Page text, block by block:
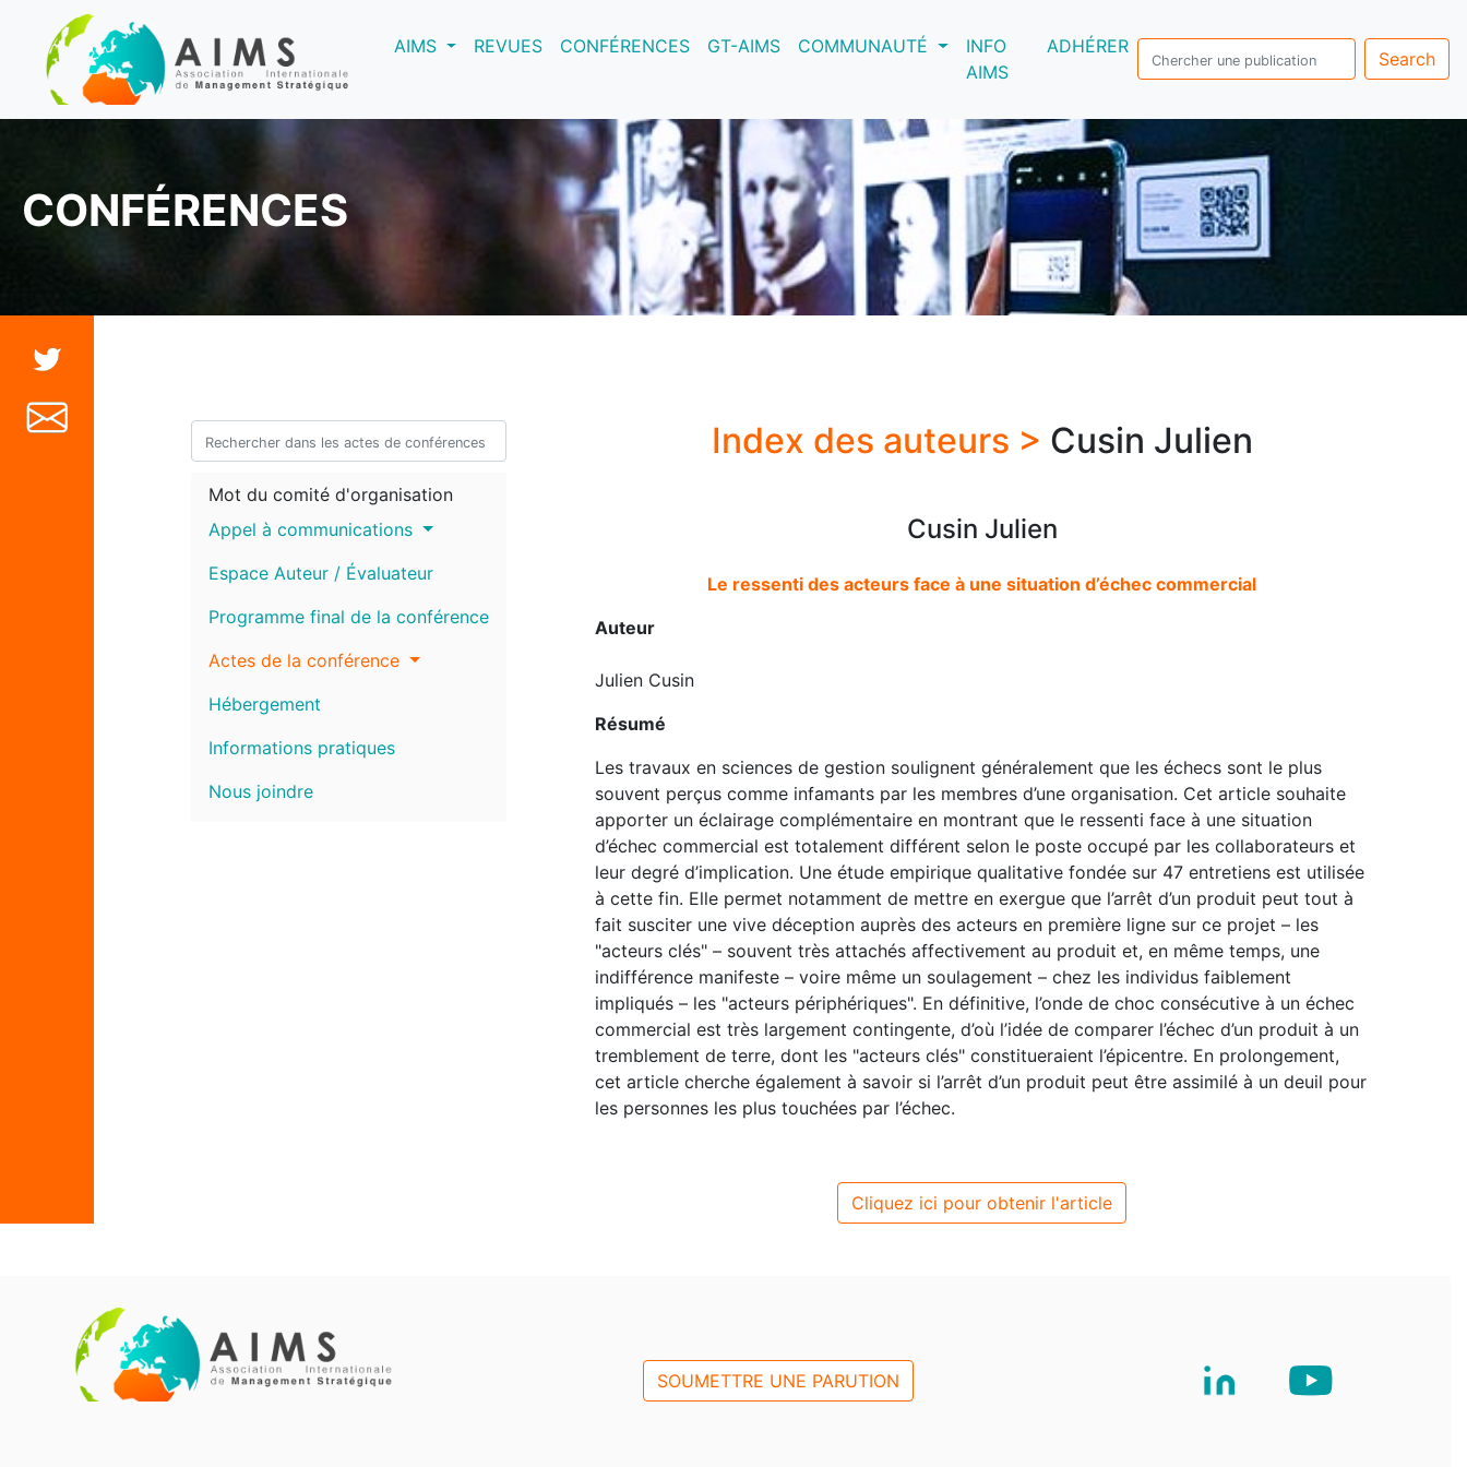
AIMS(current)REVUES CONFÉRENCES GT-AIMS COMMUNAUTÉ
INFO
AIMS
ADHÉRER
Search
CONFÉRENCES
Mot du comité d'organisation
Appel à communications
Espace Auteur / Évaluateur
Programme final de la conférence
Actes de la conférence
Hébergement
Informations pratiques
Nous joindre
Index des auteurs > Cusin Julien
Cusin Julien
Le ressenti des acteurs face à une situation d’échec commercial
Auteur
Julien Cusin
Résumé
Les travaux en sciences de gestion soulignent généralement que les échecs sont le plus
souvent perçus comme infamants par les membres d’une organisation. Cet article souhaite
apporter un éclairage complémentaire en montrant que le ressenti face à une situation
d’échec commercial est totalement différent selon le poste occupé par les collaborateurs et
leur degré d’implication. Une étude empirique qualitative fondée sur 47 entretiens est utilisée
à cette fin. Elle permet notamment de mettre en exergue que l’arrêt d’un produit peut tout à
fait susciter une vive déception auprès des acteurs en première ligne sur ce projet – les
"acteurs clés" – souvent très attachés affectivement au produit et, en même temps, une
indifférence manifeste – voire même un soulagement – chez les individus faiblement
impliqués – les "acteurs périphériques". En définitive, l’onde de choc consécutive à un échec
commercial est très largement contingente, d’où l’idée de comparer l’échec d’un produit à un
tremblement de terre, dont les "acteurs clés" constitueraient l’épicentre. En prolongement,
cet article cherche également à savoir si l’arrêt d’un produit peut être assimilé à un deuil pour
les personnes les plus touchées par l’échec.
Cliquez ici pour obtenir l'article
SOUMETTRE UNE PARUTION